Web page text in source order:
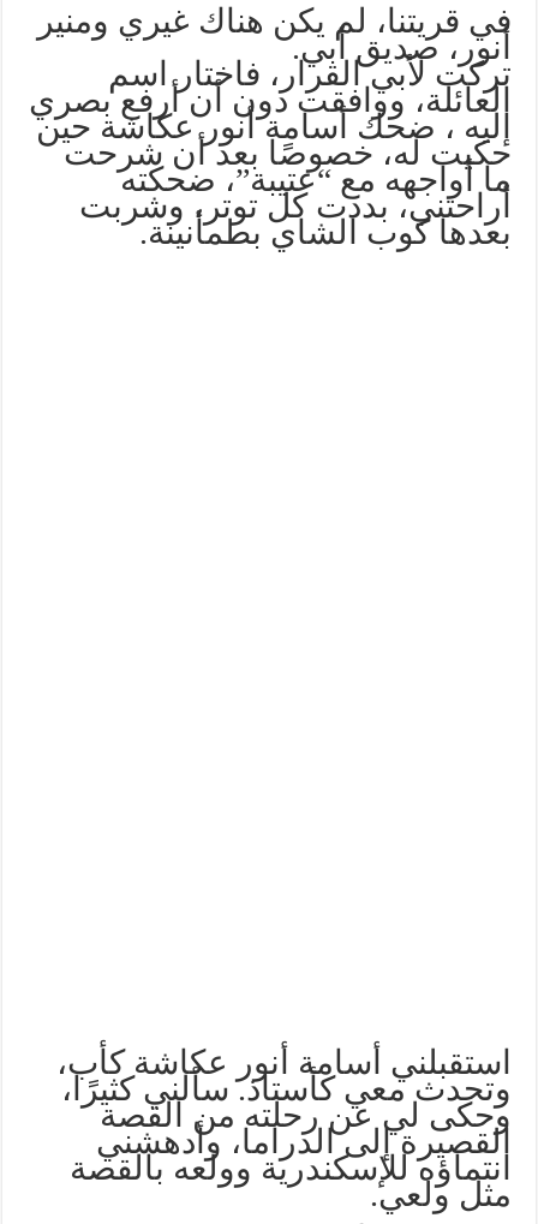
في قريتنا، لم يكن هناك غيري ومنير
أنور، صديق أبي.
تركت لأبي القرار، فاختار اسم
العائلة، ووافقت دون أن أرفع بصري
إليه ، ضحك أسامة أنور عكاشة حين
حكيت له، خصوصًا بعد أن شرحت
ما أواجهه مع “عتيبة”، ضحكته
أراحتني، بددت كل توتر، وشربت
بعدها كوب الشاي بطمأنينة.
استقبلني أسامة أنور عكاشة كأب،
وتحدث معي كأستاذ. سألني كثيرًا،
وحكى لي عن رحلته من القصة
القصيرة إلى الدراما، وأدهشني
انتماؤه للإسكندرية وولعه بالقصة
مثل ولعي.